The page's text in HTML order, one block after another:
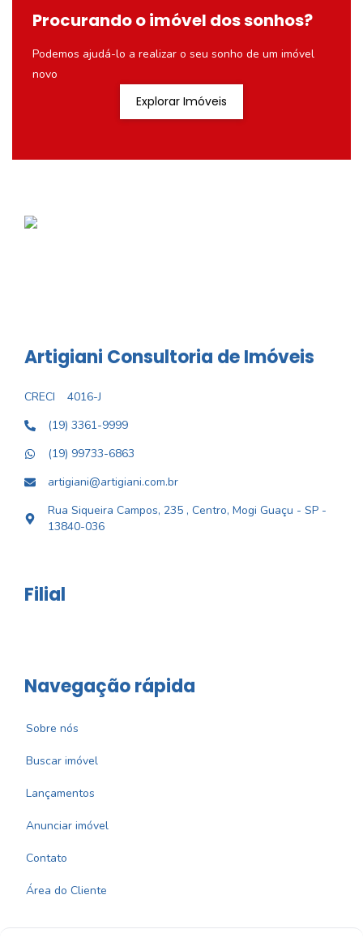
Procurando o imóvel dos sonhos?
Podemos ajudá-lo a realizar o seu sonho de um imóvel
novo
Explorar Imóveis
Artigiani Consultoria de Imóveis
CRECI
4016-J
(19) 3361-9999
(19) 99733-6863
artigiani@artigiani.com.br
Rua Siqueira Campos, 235 , Centro, Mogi Guaçu - SP -
13840-036
Filial
Navegação rápida
Sobre nós
Buscar imóvel
Lançamentos
Anunciar imóvel
Contato
Área do Cliente